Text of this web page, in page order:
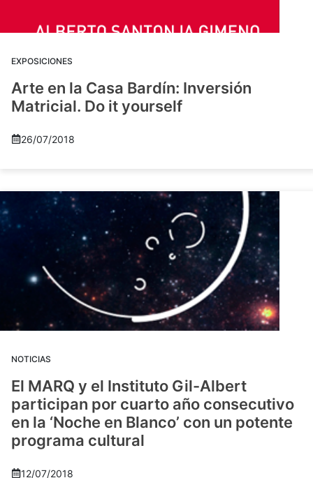
EXPOSICIONES
Arte en la Casa Bardín: Inversión
Matricial. Do it yourself
26/07/2018
NOTICIAS
El MARQ y el Instituto Gil-Albert
participan por cuarto año consecutivo
en la ‘Noche en Blanco’ con un potente
programa cultural
12/07/2018